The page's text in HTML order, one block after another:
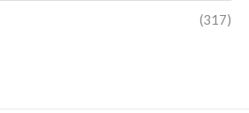
(317)